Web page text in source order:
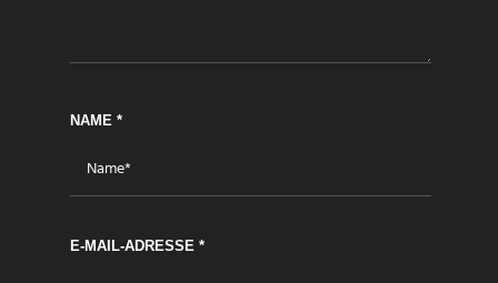
NAME *
E-MAIL-ADRESSE *